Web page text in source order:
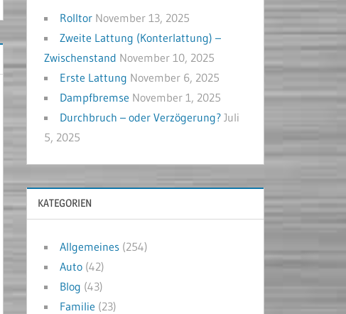
Rolltor November 13, 2025
Zweite Lattung (Konterlattung) –
Zwischenstand November 10, 2025
Erste Lattung November 6, 2025
Dampfbremse November 1, 2025
Durchbruch – oder Verzögerung? Juli
5, 2025
KATEGORIEN
Allgemeines (254)
Auto (42)
Blog (43)
Familie (23)